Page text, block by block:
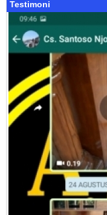
Testimoni